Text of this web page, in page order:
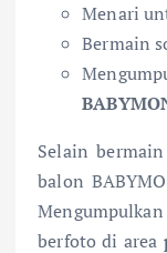
Menari
Bermain
Selain
balon
Mengumpulkan
berfoto di area